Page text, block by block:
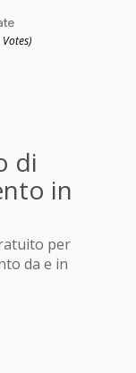
di
in
per
da e in